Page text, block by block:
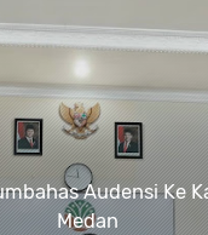
Audensi Ke
Medan